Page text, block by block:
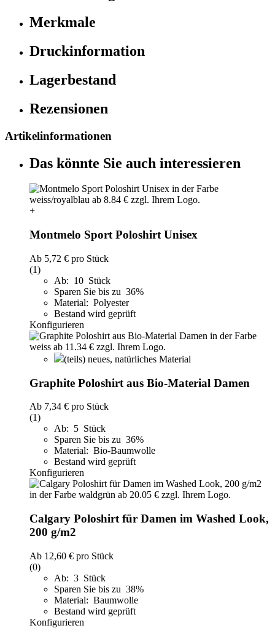
Merkmale
Druckinformation
Lagerbestand
Rezensionen
Artikelinformationen
Das könnte Sie auch interessieren
+
Montmelo Sport Poloshirt Unisex
Ab 5,72 € pro Stück
(1)
Ab: 10 Stück
Sparen Sie bis zu 36%
Material: Polyester
Bestand wird geprüft
Konfigurieren
(teils) neues, natürliches Material
Graphite Poloshirt aus Bio-Material Damen
Ab 7,34 € pro Stück
(1)
Ab: 5 Stück
Sparen Sie bis zu 36%
Material: Bio-Baumwolle
Bestand wird geprüft
Konfigurieren
Calgary Poloshirt für Damen im Washed Look,
200 g/m2
Ab 12,60 € pro Stück
(0)
Ab: 3 Stück
Sparen Sie bis zu 38%
Material: Baumwolle
Bestand wird geprüft
Konfigurieren